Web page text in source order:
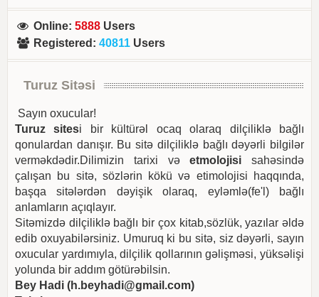
Online:5888 Users
Registered :40811 Users
Turuz Sitəsi
Sayın oxucular!
Turuz sitesi bir kültürəl ocaq olaraq dilçiliklə bağlı
qonulardan danışır. Bu sitə dilçiliklə bağlı dəyərli bilgilər
verməkdədir.Dilimizin tarixi vəetmolojisi sahəsində
çalışan bu sitə, sözlərin kökü və etimolojisi haqqında,
başqa sitələrdən dəyişik olaraq, eyləmlə(fe'l) bağlı
anlamların açıqlayır.
Sitəmizdə dilçiliklə bağlı bir çox kitab,sözlük, yazılar əldə
edib oxuyabilərsiniz. Umuruq ki bu sitə, siz dəyərli, sayın
oxucular yardımıyla, dilçilik qollarının gəlişməsi, yüksəlişi
yolunda bir addım götürəbilsin.
Bey Hadi (h.beyhadi@gmail.com)